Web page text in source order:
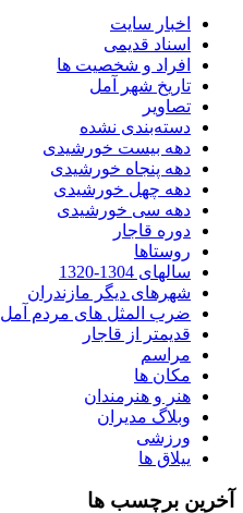
اخبار سایت
اسناد قدیمی
افراد و شخصیت ها
تاریخ شهر آمل
تصاویر
دسته‌بندی نشده
دهه بیست خورشیدی
دهه پنجاه خورشیدی
دهه چهل خورشیدی
دهه سی خورشیدی
دوره قاجار
روستاها
سالهای 1304-1320
شهرهای دیگر مازندران
ضرب المثل های مردم آمل
قدیمتر از قاجار
مراسم
مکان ها
هنر و هنرمندان
وبلاگ مدیران
ورزشی
ییلاق ها
آخرین برچسب ها